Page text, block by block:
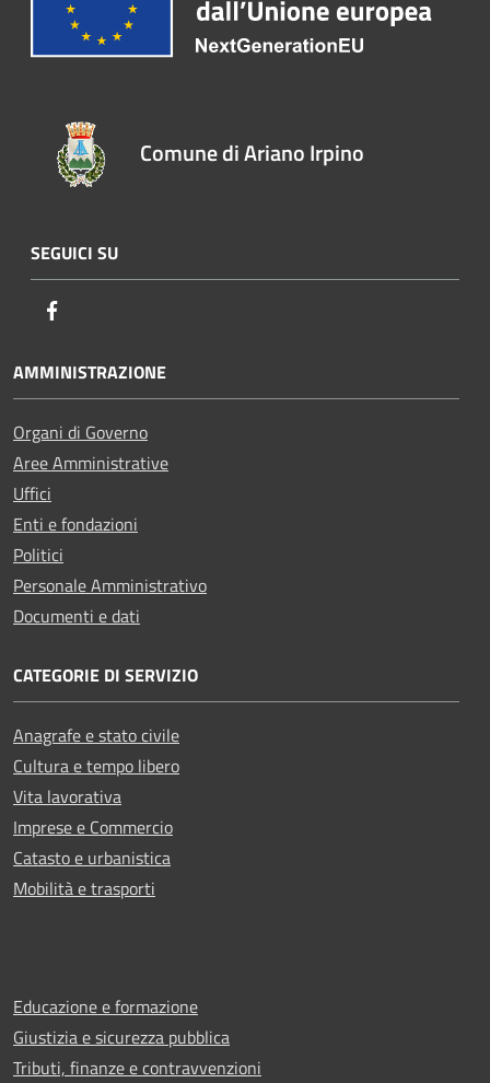
Comune di Ariano Irpino
SEGUICI SU
AMMINISTRAZIONE
Organi di Governo
Aree Amministrative
Uffici
Enti e fondazioni
Politici
Personale Amministrativo
Documenti e dati
CATEGORIE DI SERVIZIO
Anagrafe e stato civile
Cultura e tempo libero
Vita lavorativa
Imprese e Commercio
Catasto e urbanistica
Mobilità e trasporti
Educazione e formazione
Giustizia e sicurezza pubblica
Tributi, finanze e contravvenzioni